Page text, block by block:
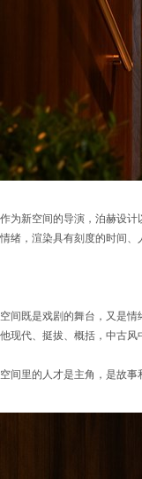
作为新空间的导演，泊赫设计
情绪，渲染具有刻度的时间、
空间既是戏剧的舞台，又是
他现代、挺拔、概括，中古
空间里的人才是主角，是故事